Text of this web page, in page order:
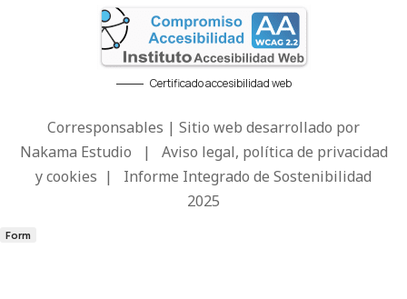
Certificado accesibilidad web
Corresponsables | Sitio web desarrollado por
Nakama Estudio | Aviso legal, política de privacidad
y cookies | Informe Integrado de Sostenibilidad
2025
Form